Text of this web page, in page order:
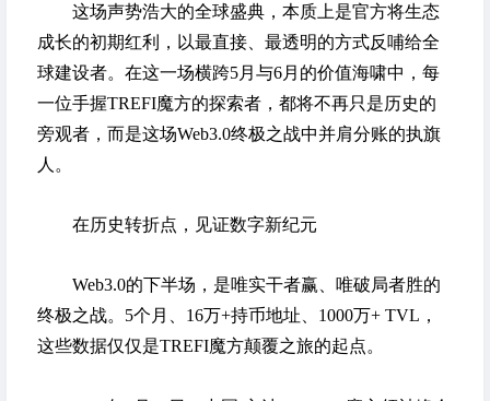
这场声势浩大的全球盛典，本质上是官方将生态
成长的初期红利，以最直接、最透明的方式反哺给全
球建设者。在这一场横跨5月与6月的价值海啸中，每
一位手握TREFI魔方的探索者，都将不再只是历史的
旁观者，而是这场Web3.0终极之战中并肩分账的执旗
人。
在历史转折点，见证数字新纪元
Web3.0的下半场，是唯实干者赢、唯破局者胜的
终极之战。5个月、16万+持币地址、1000万+ TVL，
这些数据仅仅是TREFI魔方颠覆之旅的起点。